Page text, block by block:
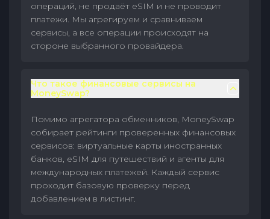
операций, не продаёт eSIM и не проводит
платежи. Мы агрегируем и сравниваем
сервисы, а все операции происходят на
стороне выбранного провайдера.
Что такое финансовые сервисы на
MoneySwap?
Помимо агрегатора обменников, MoneySwap
собирает рейтинги проверенных финансовых
сервисов: виртуальные карты иностранных
банков, eSIM для путешествий и агенты для
международных платежей. Каждый сервис
проходит базовую проверку перед
добавлением в листинг.